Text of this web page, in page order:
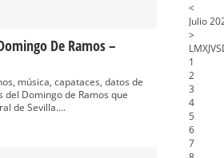
De Ramos –
música, capataces, datos de
Domingo de Ramos que
de Sevilla....
<
Julio
>
LMXJVS
1
2
3
4
5
6
7